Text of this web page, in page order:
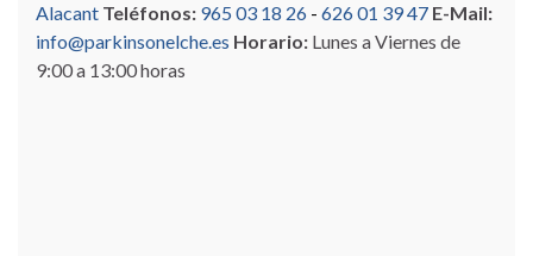
Alacant Teléfonos: 965 03 18 26 - 626 01 39 47 E-Mail:
info@parkinsonelche.es Horario: Lunes a Viernes de
9:00 a 13:00 horas